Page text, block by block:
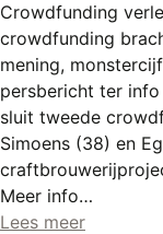
Topmenu
Crowdfunding
crowdfunding
mening,
persbericht ter
sluit tweede
Simoens (38) en
Meer info…
Lees meer